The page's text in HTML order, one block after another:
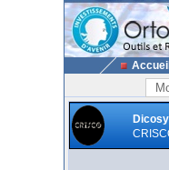
Accueil